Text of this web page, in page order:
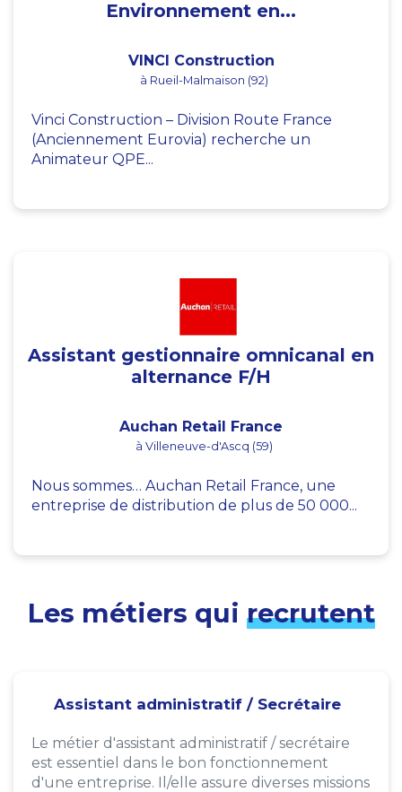
Environnement en...
VINCI Construction
à Rueil-Malmaison (92)
Vinci Construction – Division Route France
(Anciennement Eurovia) recherche un
Animateur QPE...
Assistant gestionnaire omnicanal en
alternance F/H
Auchan Retail France
à Villeneuve-d'Ascq (59)
Nous sommes… Auchan Retail France, une
entreprise de distribution de plus de 50 000...
Les métiers qui recrutent
Assistant administratif / Secrétaire
Le métier d'assistant administratif / secrétaire
est essentiel dans le bon fonctionnement
d'une entreprise. Il/elle assure diverses missions